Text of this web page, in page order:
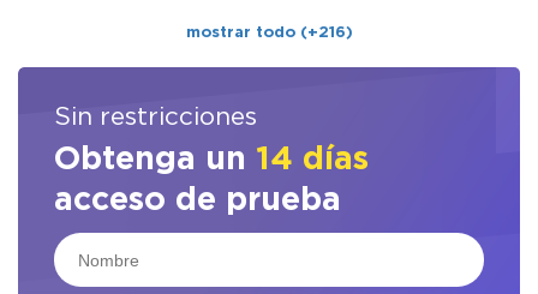
mostrar todo (+216)
Sin restricciones
Obtenga un 14 días
acceso de prueba